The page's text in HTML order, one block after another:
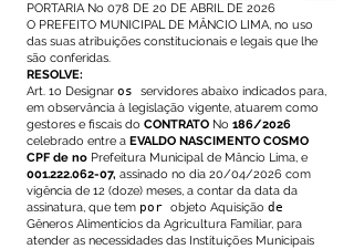
PORTARIA No 078 DE 20 DE ABRIL DE 2026
O PREFEITO MUNICIPAL DE MÂNCIO LIMA, no uso
das suas atribuições constitucionais e legais que lhe
são conferidas.
RESOLVE:
Art. 1o Designar os servidores abaixo indicados para,
em observância à legislação vigente, atuarem como
gestores e fiscais do CONTRATO No 186/2026
celebrado entre a EVALDO NASCIMENTO COSMO
CPF de no Prefeitura Municipal de Mâncio Lima, e
001.222.062-07, assinado no dia 20/04/2026 com
vigência de 12 (doze) meses, a contar da data da
assinatura, que tem por objeto Aquisição de
Gêneros Alimentícios da Agricultura Familiar, para
atender as necessidades das Instituições Municipais